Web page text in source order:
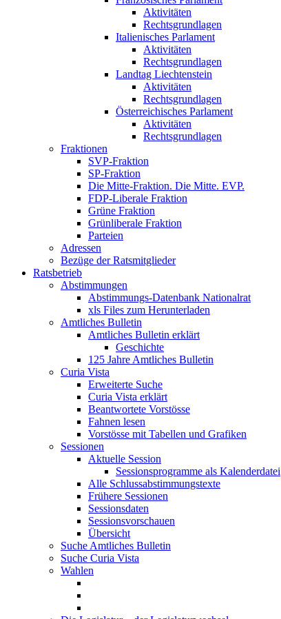
Aktivitäten
Rechtsgrundlagen
Italienisches Parlament
Aktivitäten
Rechtsgrundlagen
Landtag Liechtenstein
Aktivitäten
Rechtsgrundlagen
Österreichisches Parlament
Aktivitäten
Rechtsgrundlagen
Fraktionen
SVP-Fraktion
SP-Fraktion
Die Mitte-Fraktion. Die Mitte. EVP.
FDP-Liberale Fraktion
Grüne Fraktion
Grünliberale Fraktion
Parteien
Adressen
Bezüge der Ratsmitglieder
Ratsbetrieb
Abstimmungen
Abstimmungs-Datenbank Nationalrat
xls Files zum Herunterladen
Amtliches Bulletin
Amtliches Bulletin erklärt
Geschichte
125 Jahre Amtliches Bulletin
Curia Vista
Erweiterte Suche
Curia Vista erklärt
Beantwortete Vorstösse
Fahnen lesen
Vorstösse mit Tabellen und Grafiken
Sessionen
Aktuelle Session
Sessionsprogramme als Kalenderdatei
Alle Schlussabstimmungstexte
Frühere Sessionen
Sessionsdaten
Sessionsvorschauen
Übersicht
Suche Amtliches Bulletin
Suche Curia Vista
Wahlen